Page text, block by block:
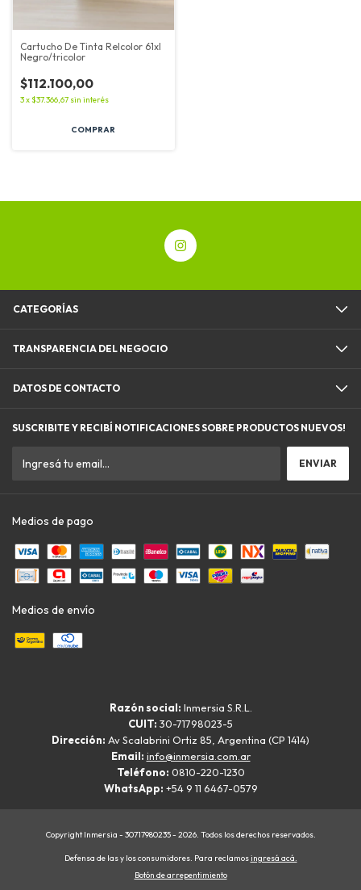
Cartucho De Tinta Relcolor 61xl
Negro/tricolor
$112.100,00
3x$37.366,67 sin interés
CATEGORÍAS
TRANSPARENCIA DEL NEGOCIO
DATOS DE CONTACTO
SUSCRIBITE Y RECIBÍ NOTIFICACIONES SOBRE PRODUCTOS NUEVOS!
Medios de pago
Medios de envío
Razón social: Inmersia S.R.L.
CUIT: 30-71798023-5
Dirección: Av Scalabrini Ortiz 85, Argentina (CP 1414)
Email: info@inmersia.com.ar
Teléfono: 0810-220-1230
WhatsApp: +54 9 11 6467-0579
Copyright Inmersia - 30717980235 - 2026. Todos los derechos reservados.
Defensa de las y los consumidores. Para reclamosingresá acá.
Botón de arrepentimiento